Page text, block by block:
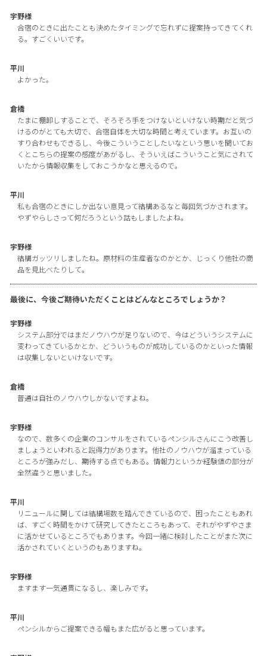
宇野様
合宿のときに出たことも決めたタイミングで忘れずに提案持ってきてくれ
る。すごくいいです。
平川
よかった。
倉橋
たまに棚卸しすることで、そろそろ手をつけないといけない時期だと気づ
けるのがとても大切で、合宿自体を大切な時間と考えています。お互いの
すり合わせもできるし、今後こういうことしたいなという思いを聞いてお
くとこちらの提案の感度があがるし、そういえばこういうこと気にされて
いたから情報収集をしておこうかなと思えるので。
平川
私も合宿のときにしか出ない意見って結構あるなと毎回気づかされます。
やずやらしさって何だろうという話もしましたよね。
宇野様
結構ガッツリしましたね。原材料の生産者なのかとか、じっくり他社の商
品を見比べたりして。
最後に、今後ご期待いただくことはどんなところでしょうか？
宇野様
システム部分ではまだノウハウが足りないので、今はどういうシステムに
変わってきているかとか、どういうものが成功しているのかといった情報
は収集しないといけないです。
倉橋
普通は自社のノウハウしかないですよね。
宇野様
なので、数多くの企業のコンサルをされているペンシルさんにこう改善し
ましょうといわれると説得力があります。他社のノウハウが溜まっている
ところが強みだし、期待する点でもある。情報力というか経験値の部分が
全然違うと思いました。
平川
リニュールに関しては結構場数を踏んできているので、困ったこともあれ
ば、すごく時間をかけて研究してきたところもあって、それがやずやさま
に活かせているところでもあります。今回一緒に検討したことがまた次に
活かされていくというのもありますね。
宇野様
ますます一気通貫になるし、楽しみです。
平川
ペンシルからご提案できる幅もまた広がると思っています。